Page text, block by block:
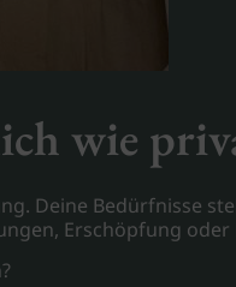
wie
Deine Bedürfnisse
Erschöpfung oder